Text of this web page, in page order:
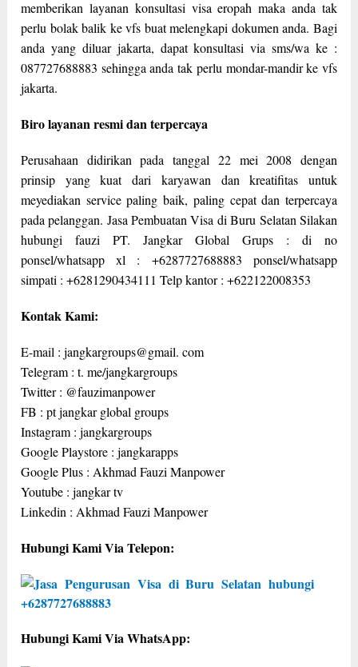
memberikan layanan konsultasi visa eropah maka anda tak
perlu bolak balik ke vfs buat melengkapi dokumen anda. Bagi
anda yang diluar jakarta, dapat konsultasi via sms/wa ke :
087727688883 sehingga anda tak perlu mondar-mandir ke vfs
jakarta.
Biro layanan resmi dan terpercaya
Perusahaan didirikan pada tanggal 22 mei 2008 dengan
prinsip yang kuat dari karyawan dan kreatifitas untuk
meyediakan service paling baik, paling cepat dan terpercaya
pada pelanggan. Jasa Pembuatan Visa di Buru Selatan Silakan
hubungi fauzi PT. Jangkar Global Grups : di no
ponsel/whatsapp xl : +6287727688883 ponsel/whatsapp
simpati : +6281290434111 Telp kantor : +622122008353
Kontak Kami:
E-mail : jangkargroups@gmail. com
Telegram : t. me/jangkargroups
Twitter : @fauzimanpower
FB : pt jangkar global groups
Instagram : jangkargroups
Google Playstore : jangkarapps
Google Plus : Akhmad Fauzi Manpower
Youtube : jangkar tv
Linkedin : Akhmad Fauzi Manpower
Hubungi Kami Via Telepon:
Hubungi Kami Via WhatsApp: